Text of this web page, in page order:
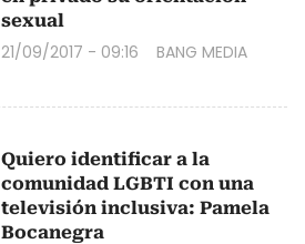
sexual
21/09/2017 - 09:16 BANG MEDIA
Quiero identificar a la
comunidad LGBTI con una
televisión inclusiva: Pamela
Bocanegra